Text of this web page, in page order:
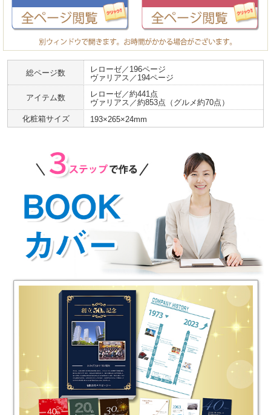
総ページ数
レローゼ／196ページ
ヴァリアス／194ページ
アイテム数
レローゼ／約441点
ヴァリアス／約853点（グルメ約70点）
化粧箱サイズ
193×265×24mm